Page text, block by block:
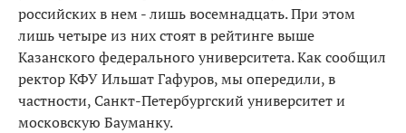
российских в нем - лишь восемнадцать. При этом
лишь четыре из них стоят в рейтинге выше
Казанского федерального университета. Как сообщил
ректор КФУ Ильшат Гафуров, мы опередили, в
частности, Санкт-Петербургский университет и
московскую Бауманку.